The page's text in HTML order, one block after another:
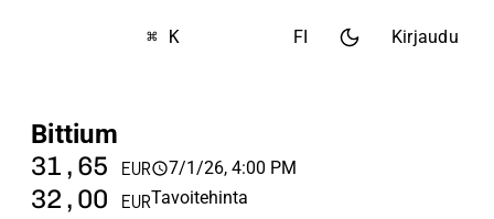
⌘ K FI Kirjaudu
Bittium
31,65 EUR 7/1/26, 4:00 PM
32,00 EURTavoitehinta